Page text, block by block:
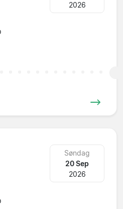
2026
Søndag
20 Sep
2026